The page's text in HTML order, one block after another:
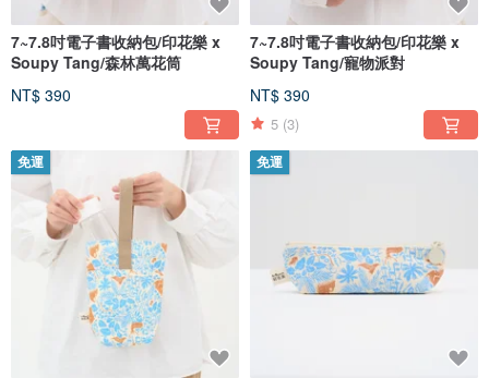
7~7.8吋電子書收納包/印花樂 x
Soupy Tang/森林萬花筒
NT$ 390
7~7.8吋電子書收納包/印花樂 x
Soupy Tang/寵物派對
NT$ 390
5 (3)
免運 免運